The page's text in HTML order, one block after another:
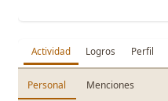
Actividad Logros Perfil
Personal Menciones